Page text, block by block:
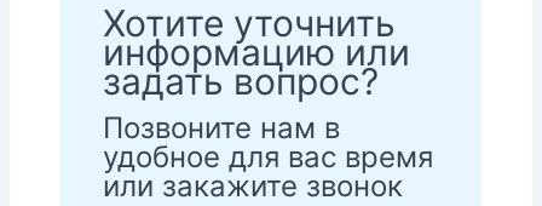
Хотите уточнить
информацию или
задать вопрос?
Позвоните нам в
удобное для вас время
или закажите звонок